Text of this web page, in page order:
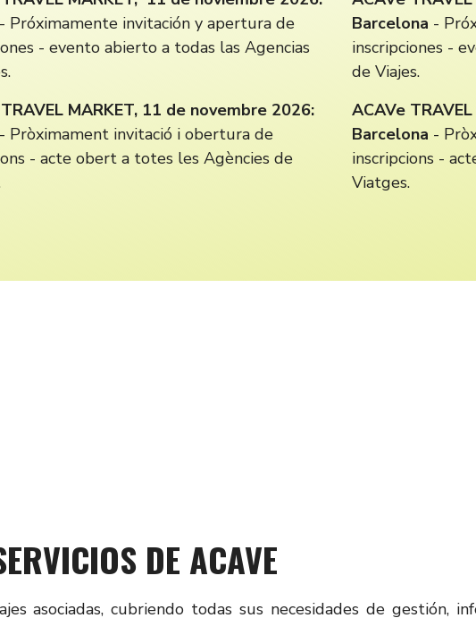
- Próximamente invitación y apertura de
- evento abierto a todas las Agencias
MARKET, 11 de novembre 2026:
- Pròximament invitació i obertura de
- acte obert a totes les Agències de
Barcelona -
inscripciones -
de Viajes.
ACAVe
Barcelona -
inscripcions -
Viatges.
DE ACAVE
asociadas, cubriendo todas sus necesidades de gestión,